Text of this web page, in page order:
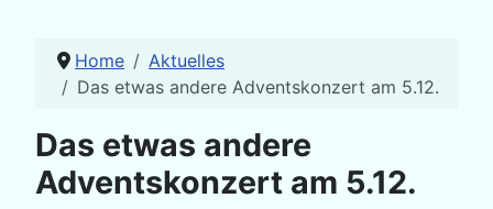
Home
Aktuelles
Das etwas andere Adventskonzert am 5.12.
Das etwas andere
Adventskonzert am 5.12.